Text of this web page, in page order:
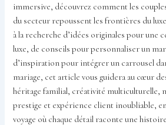
immersive, découvrez comment les
du secteur repoussent les frontières du
à la recherche d’idées originales pour une
luxe, de conseils pour personnaliser un
d’inspiration pour intégrer un carrousel
mariage, cet article vous guidera au cœur
héritage familial, créativité multiculturelle,
prestige et expérience client inoubliable,
voyage où chaque détail raconte une